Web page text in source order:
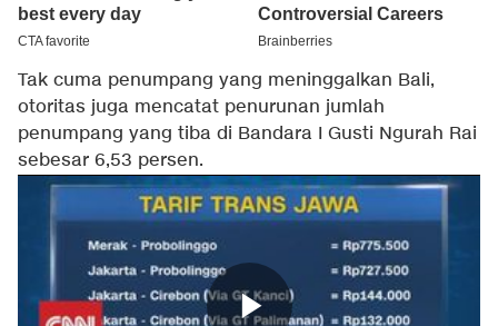
Tak cuma penumpang yang meninggalkan Bali,
otoritas juga mencatat penurunan jumlah
penumpang yang tiba di Bandara I Gusti Ngurah Rai
sebesar 6,53 persen.